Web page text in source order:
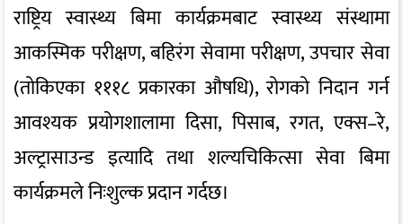
राष्ट्रिय स्वास्थ्य बिमा कार्यक्रमबाट स्वास्थ्य संस्थामा
आकस्मिक परीक्षण, बहिरंग सेवामा परीक्षण, उपचार सेवा
(तोकिएका १११८ प्रकारका औषधि), रोगको निदान गर्न
आवश्यक प्रयोगशालामा दिसा, पिसाब, रगत, एक्स–रे,
अल्ट्रासाउन्ड इत्यादि तथा शल्यचिकित्सा सेवा बिमा
कार्यक्रमले निःशुल्क प्रदान गर्दछ।